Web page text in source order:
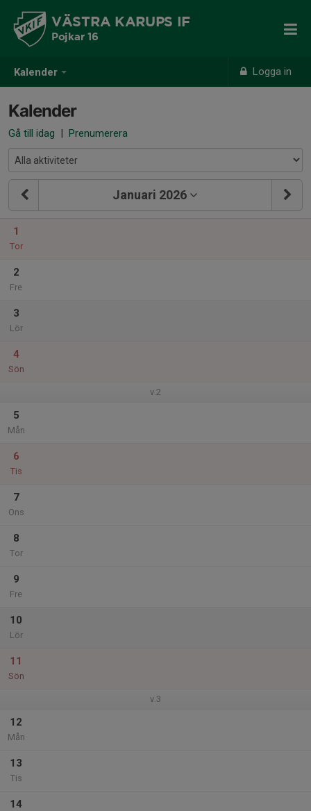
Kalender Logga in
VÄSTRA KARUPS IF
Pojkar 16
Kalender
Gå till idag | Prenumerera
Januari 2026
1
Tor
2
Fre
3
Lör
4
Sön
v.2
5
Mån
6
Tis
7
Ons
8
Tor
9
Fre
10
Lör
11
Sön
v.3
12
Mån
13
Tis
14